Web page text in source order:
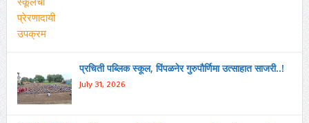
प्रचिती पब्लिक स्कूल, पिंपळनेर गुरुपौर्णिमा उत्साहात साजरी..!
July 31, 2026